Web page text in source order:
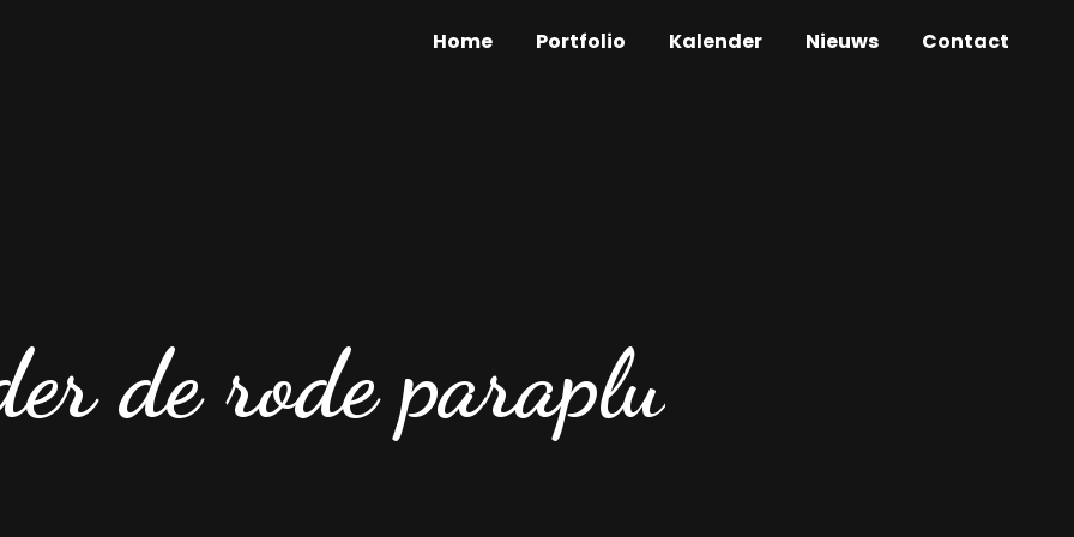
Home Portfolio Kalender Nieuws Contact
de rode paraplu